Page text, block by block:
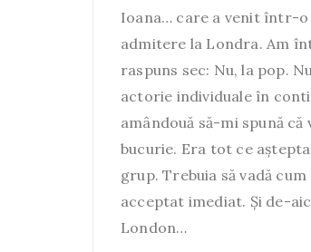
Ioana… care a venit într-o
admitere la Londra. Am
raspuns sec: Nu, la pop.
actorie individuale în
amândouă să-mi spună
bucurie. Era tot ce
grup. Trebuia să vadă
acceptat imediat. Și de-
London…